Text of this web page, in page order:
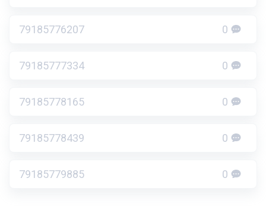
79185776207 0
79185777334 0
79185778165 0
79185778439 0
79185779885 0